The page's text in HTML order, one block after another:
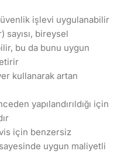
işlevi uygulanabilir
sayısı, bireysel
bu da bunu uygun
kullanarak artan
yapılandırıldığı için
için benzersiz
uygun maliyetli